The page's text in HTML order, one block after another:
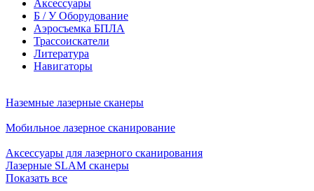
Аксессуары
Б / У Оборудование
Аэросъемка БПЛА
Трассоискатели
Литература
Навигаторы
Наземные лазерные сканеры
Мобильное лазерное сканирование
Аксессуары для лазерного сканирования
Лазерные SLAM сканеры
Показать все